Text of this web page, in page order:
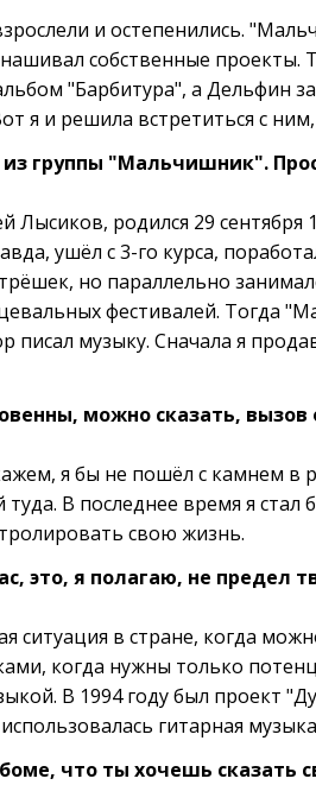
и остепенились.
собственные проекты.
"Барбитура", а Дельфин
я и решила встретиться с
группы "Мальчишник".
Лысиков, родился 29 сентября
ушёл с 3-го курса,
но параллельно
фестивалей. Тогда
писал музыку. Сначала я
можно сказать,
я бы не пошёл с камнем в
В последнее время я
свою жизнь.
это, я полагаю, не предел
ситуация в стране, когда
когда нужны только
В 1994 году был проект
гитарная
что ты хочешь сказать